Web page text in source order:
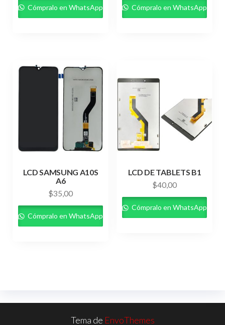
Cómpralo en WhatsApp Cómpralo en WhatsApp
LCD SAMSUNG A10S
A6
$35,00
Cómpralo en WhatsApp
LCD DE TABLETS B1
$40,00
Cómpralo en WhatsApp
Tema de EnvoThemes